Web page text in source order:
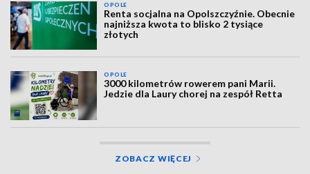
OPOLE
Renta socjalna na Opolszczyźnie. Obecnie
najniższa kwota to blisko 2 tysiące
złotych
OPOLE
3000 kilometrów rowerem pani Marii.
Jedzie dla Laury chorej na zespół Retta
ZOBACZ WIĘCEJ